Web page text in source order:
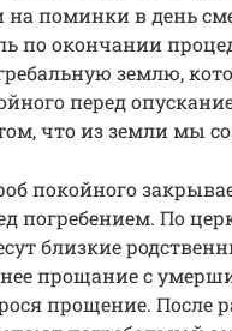
на поминки в день
по окончании
землю,
перед
что из земли мы
покойного
погребением. По
близкие
прощание с
прощение. После